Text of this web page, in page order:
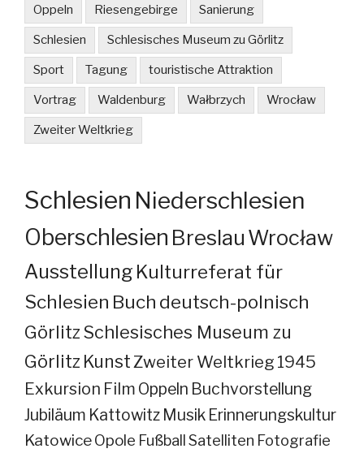
Oppeln Riesengebirge Sanierung
Schlesien Schlesisches Museum zu Görlitz
Sport Tagung touristische Attraktion
Vortrag Waldenburg Wałbrzych Wrocław
Zweiter Weltkrieg
Schlesien Niederschlesien
Oberschlesien Breslau Wrocław
Ausstellung Kulturreferat für
Schlesien Buch deutsch-polnisch
GörlitzSchlesisches Museum zu
Görlitz KunstZweiter Weltkrieg 1945
Exkursion Film Oppeln Buchvorstellung
Jubiläum Kattowitz Musik Erinnerungskultur
KatowiceOpole FußballSatelliten Fotografie